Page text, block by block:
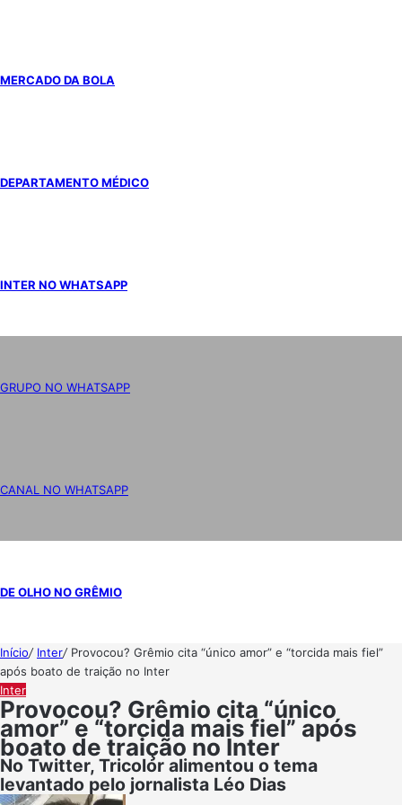
MERCADO DA BOLA
DEPARTAMENTO MÉDICO
INTER NO WHATSAPP
GRUPO NO WHATSAPP
CANAL NO WHATSAPP
DE OLHO NO GRÊMIO
Início/ Inter/ Provocou? Grêmio cita “único amor” e “torcida mais fiel”
após boato de traição no Inter
Inter
Provocou? Grêmio cita “único
amor” e “torcida mais fiel” após
boato de traição no Inter
No Twitter, Tricolor alimentou o tema
levantado pelo jornalista Léo Dias